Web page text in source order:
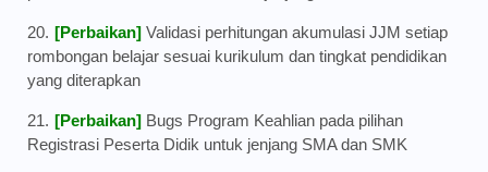
[Perbaikan] Validasi perhitungan akumulasi JJM setiap
rombongan belajar sesuai kurikulum dan tingkat pendidikan
yang diterapkan
[Perbaikan] Bugs Program Keahlian pada pilihan
Registrasi Peserta Didik untuk jenjang SMA dan SMK